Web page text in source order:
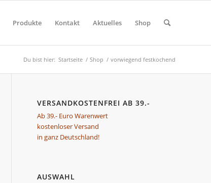
Produkte Kontakt Aktuelles Shop
Du bist hier: Startseite / Shop / vorwiegend festkochend
VERSANDKOSTENFREI AB 39.-
Ab 39.- Euro Warenwert
kostenloser Versand
in ganz Deutschland!
AUSWAHL